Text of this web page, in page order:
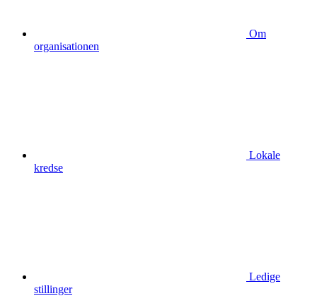
Om
organisationen
Lokale
kredse
Ledige
stillinger